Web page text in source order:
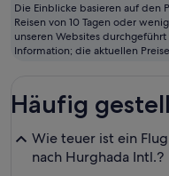
Die Einblicke basieren auf den
Reisen von 10 Tagen oder
unseren Websites
Information; die aktuellen
Häufig
Wie teuer ist ein
nach Hurghada Intl.?